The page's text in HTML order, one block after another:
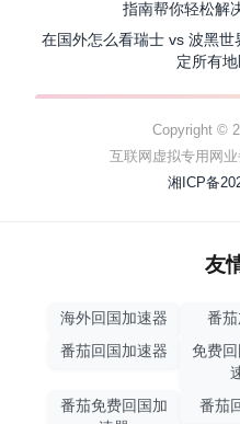
指南帮你轻松解
在国外怎么看瑞士 vs 波黑
定所有
Copyright ©
互联网虚拟专用网
湘ICP备
友
海外回国加速器 番
番茄回国加速器
免费
番茄免费回国加
番茄